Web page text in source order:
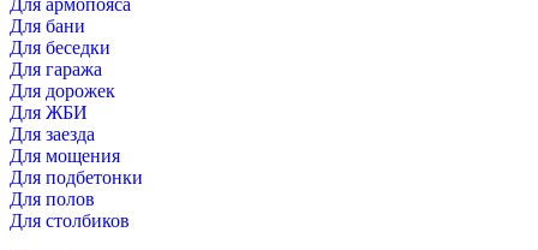
Для армопояса
Для бани
Для беседки
Для гаража
Для дорожек
Для ЖБИ
Для заезда
Для мощения
Для подбетонки
Для полов
Для столбиков